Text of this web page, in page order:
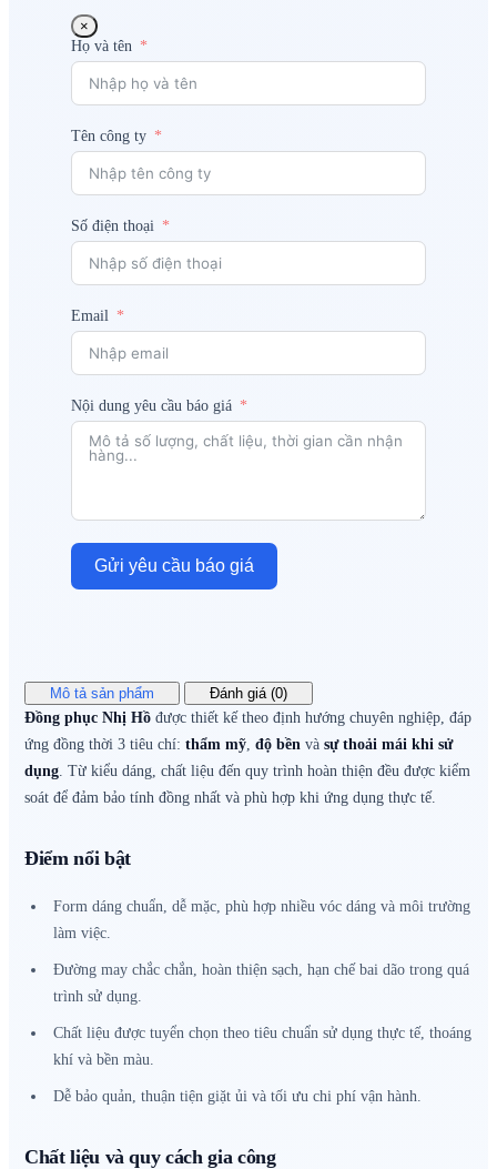
×
Họ và tên
Tên công ty
Số điện thoại
Email
Nội dung yêu cầu báo giá
Gửi yêu cầu báo giá
Mô tả sản phẩm
Đánh giá (0)
Đồng phục Nhị Hồ được thiết kế theo định hướng chuyên nghiệp, đáp
ứng đồng thời 3 tiêu chí: thẩm mỹ, độ bền và sự thoải mái khi sử
dụng. Từ kiểu dáng, chất liệu đến quy trình hoàn thiện đều được kiểm
soát để đảm bảo tính đồng nhất và phù hợp khi ứng dụng thực tế.
Điểm nổi bật
Form dáng chuẩn, dễ mặc, phù hợp nhiều vóc dáng và môi trường
làm việc.
Đường may chắc chắn, hoàn thiện sạch, hạn chế bai dão trong quá
trình sử dụng.
Chất liệu được tuyển chọn theo tiêu chuẩn sử dụng thực tế, thoáng
khí và bền màu.
Dễ bảo quản, thuận tiện giặt ủi và tối ưu chi phí vận hành.
Chất liệu và quy cách gia công